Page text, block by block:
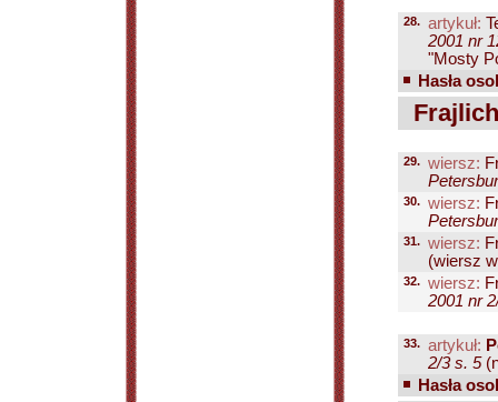
28. artykuł:
2001 nr
"Mosty
Hasła
29. wiersz:
30. wiersz:
31. wiersz:
(wiersz
32. wiersz:
2001 nr
33. artykuł:
2/3 s. 5
Hasła